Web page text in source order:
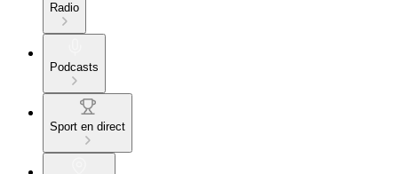
Radio
Podcasts
Sport en direct